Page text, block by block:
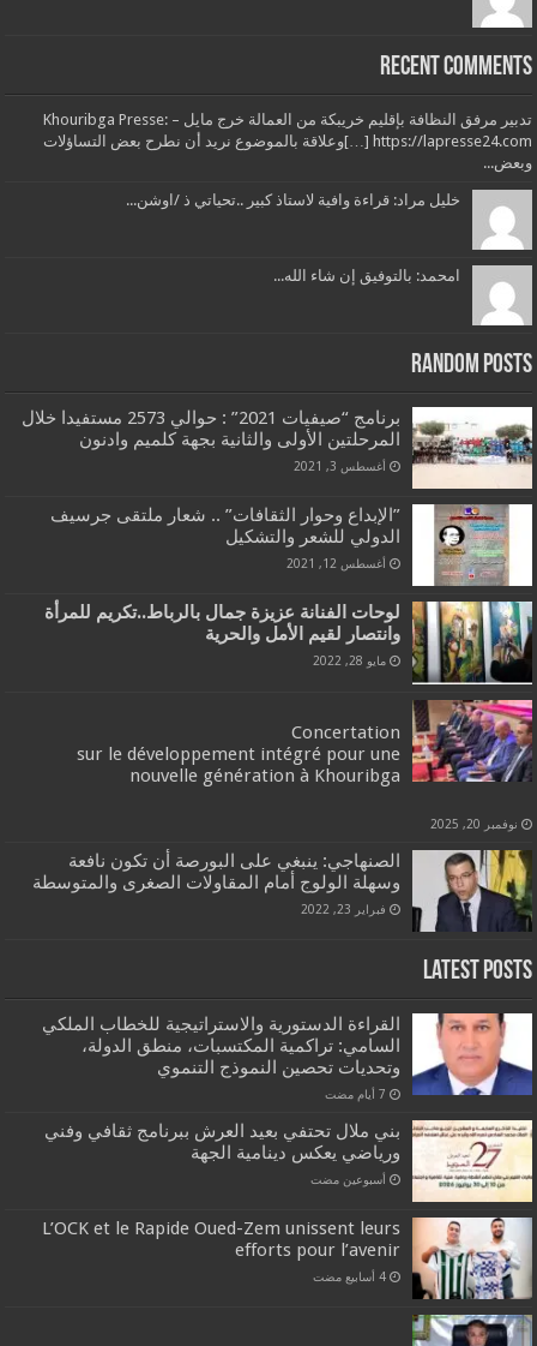
Recent Comments
تدبير مرفق النظافة بإقليم خريبكة من العمالة خرج مايل – Khouribga Presse:
[…] https://lapresse24.comوعلاقة بالموضوع نريد أن نطرح بعض التساؤلات
وبعض...
خليل مراد: قراءة وافية لاستاذ كبير ..تحياتي ذ /اوشن...
امحمد: بالتوفيق إن شاء الله...
Random Posts
برنامج “صيفيات 2021” : حوالي 2573 مستفيدا خلال
المرحلتين الأولى والثانية بجهة كلميم وادنون
أغسطس 3, 2021
”الإبداع وحوار الثقافات” .. شعار ملتقى جرسيف
الدولي للشعر والتشكيل
أغسطس 12, 2021
لوحات الفنانة عزيزة جمال بالرباط..تكريم للمرأة
وانتصار لقيم الأمل والحرية
مايو 28, 2022
Concertation
sur le développement intégré pour une
nouvelle génération à Khouribga
نوفمبر 20, 2025
الصنهاجي: ينبغي على البورصة أن تكون نافعة
وسهلة الولوج أمام المقاولات الصغرى والمتوسطة
فبراير 23, 2022
Latest Posts
القراءة الدستورية والاستراتيجية للخطاب الملكي
السامي: تراكمية المكتسبات، منطق الدولة،
وتحديات تحصين النموذج التنموي
بني ملال تحتفي بعيد العرش ببرنامج ثقافي وفني
ورياضي يعكس دينامية الجهة
‏أسبوعين مضت
L’OCK et le Rapide Oued-Zem unissent leurs
efforts pour l’avenir
‏4 أسابيع مضت